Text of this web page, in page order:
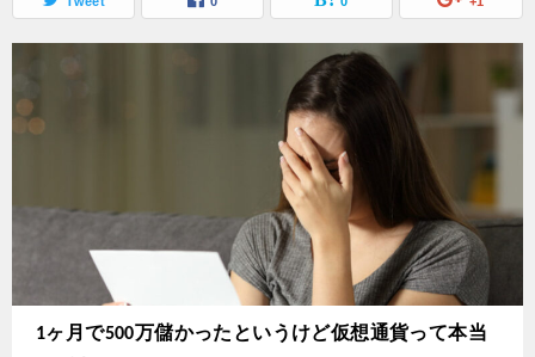
1ヶ月で500万儲かったというけど仮想通貨って本当